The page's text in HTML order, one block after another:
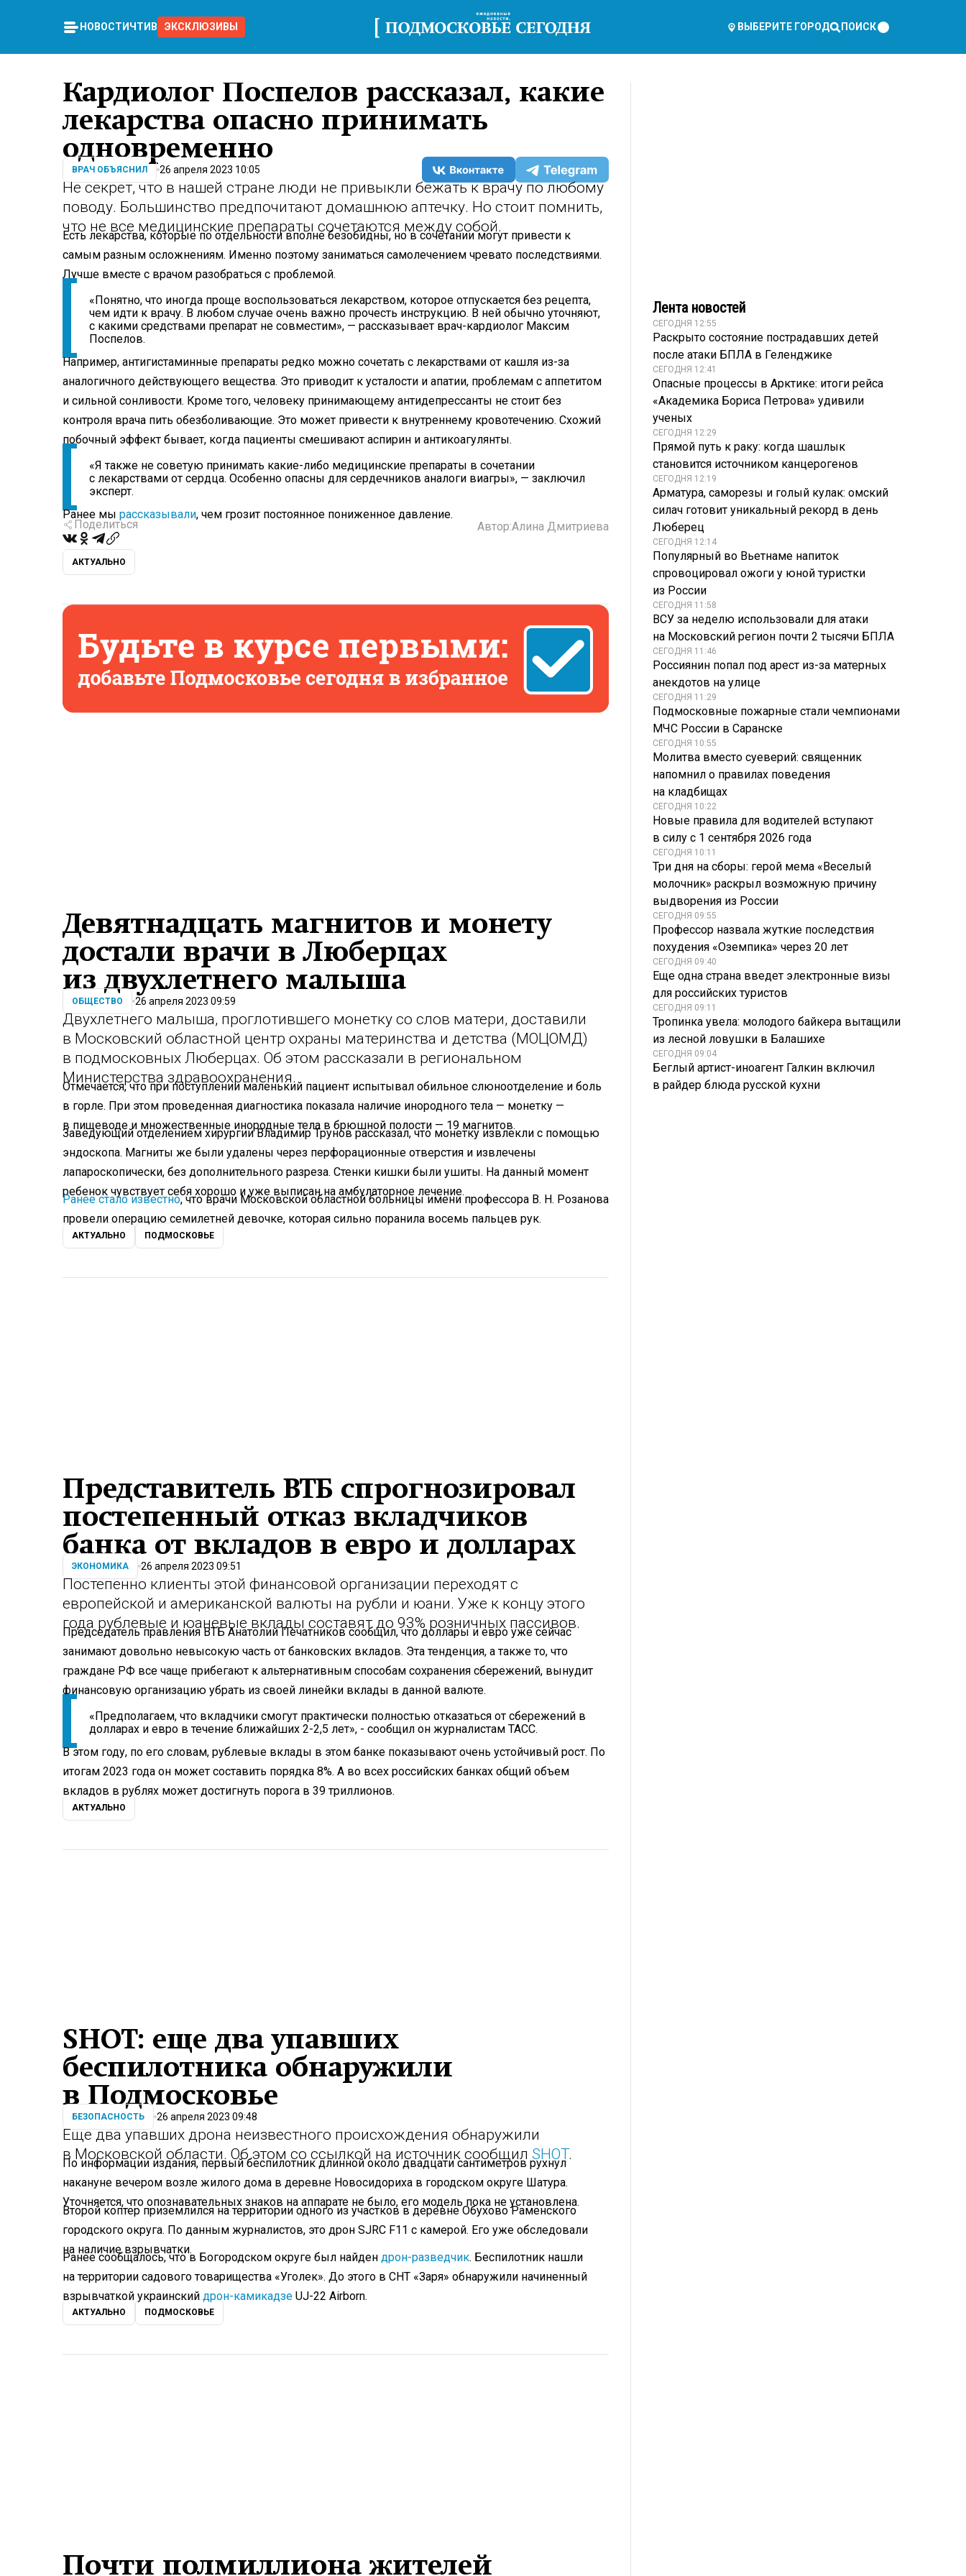
НОВОСТИ ЧТИВО ЭКСКЛЮЗИВЫ ВЫБЕРИТЕ ГОРОД ПОИСК
Кардиолог Поспелов рассказал, какие
лекарства опасно принимать
одновременно
ВРАЧ ОБЪЯСНИЛ 26 апреля 2023 10:05
Не секрет, что в нашей стране люди не привыкли бежать к врачу по любому
поводу. Большинство предпочитают домашнюю аптечку. Но стоит помнить,
что не все медицинские препараты сочетаются между собой.
Есть лекарства, которые по отдельности вполне безобидны, но в сочетании могут привести к
самым разным осложнениям. Именно поэтому заниматься самолечением чревато последствиями.
Лучше вместе с врачом разобраться с проблемой.
«Понятно, что иногда проще воспользоваться лекарством, которое отпускается без рецепта,
чем идти к врачу. В любом случае очень важно прочесть инструкцию. В ней обычно уточняют,
с какими средствами препарат не совместим», — рассказывает врач-кардиолог Максим
Поспелов.
Например, антигистаминные препараты редко можно сочетать с лекарствами от кашля из-за
аналогичного действующего вещества. Это приводит к усталости и апатии, проблемам с аппетитом
и сильной сонливости. Кроме того, человеку принимающему антидепрессанты не стоит без
контроля врача пить обезболивающие. Это может привести к внутреннему кровотечению. Схожий
побочный эффект бывает, когда пациенты смешивают аспирин и антикоагулянты.
«Я также не советую принимать какие-либо медицинские препараты в сочетании
с лекарствами от сердца. Особенно опасны для сердечников аналоги виагры», — заключил
эксперт.
Ранее мы рассказывали, чем грозит постоянное пониженное давление.
Поделиться Автор:Алина Дмитриева
АКТУАЛЬНО
Девятнадцать магнитов и монету
достали врачи в Люберцах
из двухлетнего малыша
ОБЩЕСТВО 26 апреля 2023 09:59
Двухлетнего малыша, проглотившего монетку со слов матери, доставили
в Московский областной центр охраны материнства и детства (МОЦОМД)
в подмосковных Люберцах. Об этом рассказали в региональном
Министерства здравоохранения.
Отмечается, что при поступлении маленький пациент испытывал обильное слюноотделение и боль
в горле. При этом проведенная диагностика показала наличие инородного тела — монетку —
в пищеводе и множественные инородные тела в брюшной полости — 19 магнитов.
Заведующий отделением хирургии Владимир Трунов рассказал, что монетку извлекли с помощью
эндоскопа. Магниты же были удалены через перфорационные отверстия и извлечены
лапароскопически, без дополнительного разреза. Стенки кишки были ушиты. На данный момент
ребенок чувствует себя хорошо и уже выписан на амбулаторное лечение.
Ранее стало известно, что врачи Московской областной больницы имени профессора В. Н. Розанова
провели операцию семилетней девочке, которая сильно поранила восемь пальцев рук.
АКТУАЛЬНО ПОДМОСКОВЬЕ
Представитель ВТБ спрогнозировал
постепенный отказ вкладчиков
банка от вкладов в евро и долларах
ЭКОНОМИКА 26 апреля 2023 09:51
Постепенно клиенты этой финансовой организации переходят с
европейской и американской валюты на рубли и юани. Уже к концу этого
года рублевые и юаневые вклады составят до 93% розничных пассивов.
Председатель правления ВТБ Анатолий Печатников сообщил, что доллары и евро уже сейчас
занимают довольно невысокую часть от банковских вкладов. Эта тенденция, а также то, что
граждане РФ все чаще прибегают к альтернативным способам сохранения сбережений, вынудит
финансовую организацию убрать из своей линейки вклады в данной валюте.
«Предполагаем, что вкладчики смогут практически полностью отказаться от сбережений в
долларах и евро в течение ближайших 2-2,5 лет», - сообщил он журналистам ТАСС.
В этом году, по его словам, рублевые вклады в этом банке показывают очень устойчивый рост. По
итогам 2023 года он может составить порядка 8%. А во всех российских банках общий объем
вкладов в рублях может достигнуть порога в 39 триллионов.
АКТУАЛЬНО
SHOT: еще два упавших
беспилотника обнаружили
в Подмосковье
БЕЗОПАСНОСТЬ 26 апреля 2023 09:48
Еще два упавших дрона неизвестного происхождения обнаружили
в Московской области. Об этом со ссылкой на источник сообщил SHOT.
По информации издания, первый беспилотник длинной около двадцати сантиметров рухнул
накануне вечером возле жилого дома в деревне Новосидориха в городском округе Шатура.
Уточняется, что опознавательных знаков на аппарате не было, его модель пока не установлена.
Второй коптер приземлился на территории одного из участков в деревне Обухово Раменского
городского округа. По данным журналистов, это дрон SJRC F11 с камерой. Его уже обследовали
на наличие взрывчатки.
Ранее сообщалось, что в Богородском округе был найден дрон-разведчик. Беспилотник нашли
на территории садового товарищества «Уголек». До этого в СНТ «Заря» обнаружили начиненный
взрывчаткой украинский дрон-камикадзе UJ-22 Airborn.
АКТУАЛЬНО ПОДМОСКОВЬЕ
Почти полмиллиона жителей
Лента новостей
СЕГОДНЯ 12:55
Раскрыто состояние пострадавших детей
после атаки БПЛА в Геленджике
СЕГОДНЯ 12:41
Опасные процессы в Арктике: итоги рейса
«Академика Бориса Петрова» удивили
ученых
СЕГОДНЯ 12:29
Прямой путь к раку: когда шашлык
становится источником канцерогенов
СЕГОДНЯ 12:19
Арматура, саморезы и голый кулак: омский
силач готовит уникальный рекорд в день
Люберец
СЕГОДНЯ 12:14
Популярный во Вьетнаме напиток
спровоцировал ожоги у юной туристки
из России
СЕГОДНЯ 11:58
ВСУ за неделю использовали для атаки
на Московский регион почти 2 тысячи БПЛА
СЕГОДНЯ 11:46
Россиянин попал под арест из-за матерных
анекдотов на улице
СЕГОДНЯ 11:29
Подмосковные пожарные стали чемпионами
МЧС России в Саранске
СЕГОДНЯ 10:55
Молитва вместо суеверий: священник
напомнил о правилах поведения
на кладбищах
СЕГОДНЯ 10:22
Новые правила для водителей вступают
в силу с 1 сентября 2026 года
СЕГОДНЯ 10:11
Три дня на сборы: герой мема «Веселый
молочник» раскрыл возможную причину
выдворения из России
СЕГОДНЯ 09:55
Профессор назвала жуткие последствия
похудения «Оземпика» через 20 лет
СЕГОДНЯ 09:40
Еще одна страна введет электронные визы
для российских туристов
СЕГОДНЯ 09:11
Тропинка увела: молодого байкера вытащили
из лесной ловушки в Балашихе
СЕГОДНЯ 09:04
Беглый артист-иноагент Галкин включил
в райдер блюда русской кухни